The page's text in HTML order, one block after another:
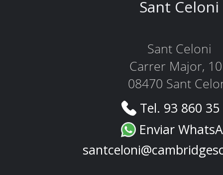
Sant Celoni
Sant Celoni
Carrer Major,
08470 Sant
Tel. 93 860
Enviar